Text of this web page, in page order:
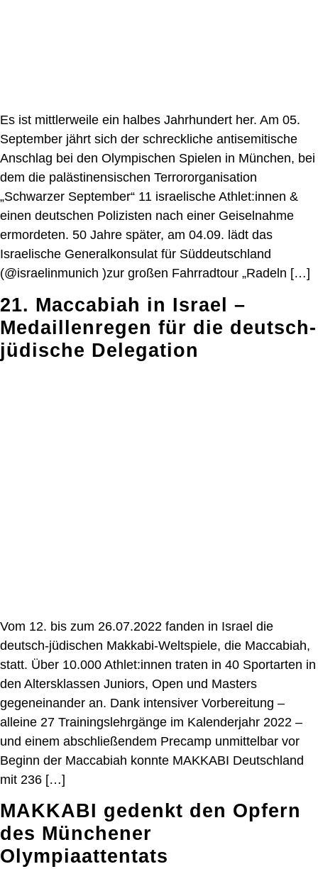
Es ist mittlerweile ein halbes Jahrhundert her. Am 05.
September jährt sich der schreckliche antisemitische
Anschlag bei den Olympischen Spielen in München, bei
dem die palästinensischen Terrororganisation
„Schwarzer September“ 11 israelische Athlet:innen &
einen deutschen Polizisten nach einer Geiselnahme
ermordeten. 50 Jahre später, am 04.09. lädt das
Israelische Generalkonsulat für Süddeutschland
(@israelinmunich )zur großen Fahrradtour „Radeln […]
21. Maccabiah in Israel –
Medaillenregen für die deutsch-
jüdische Delegation
Vom 12. bis zum 26.07.2022 fanden in Israel die
deutsch-jüdischen Makkabi-Weltspiele, die Maccabiah,
statt. Über 10.000 Athlet:innen traten in 40 Sportarten in
den Altersklassen Juniors, Open und Masters
gegeneinander an. Dank intensiver Vorbereitung –
alleine 27 Trainingslehrgänge im Kalenderjahr 2022 –
und einem abschließendem Precamp unmittelbar vor
Beginn der Maccabiah konnte MAKKABI Deutschland
mit 236 […]
MAKKABI gedenkt den Opfern
des Münchener
Olympiaattentats